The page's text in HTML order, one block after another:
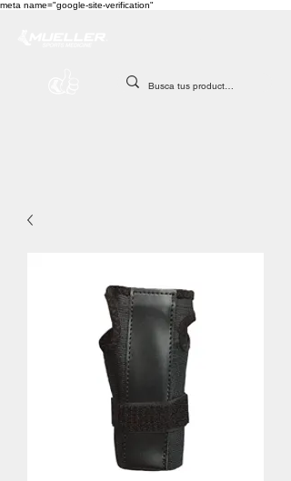
meta name="google-site-verification"